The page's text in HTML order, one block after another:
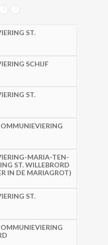
ST.
SCHIJF
ST.
MARIA-TEN-
ST. WILLEBRORD
IN DE MARIAGROT)
ST.